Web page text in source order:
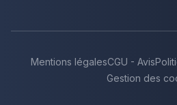
Mentions légalesCGU - Avis
Gestion des